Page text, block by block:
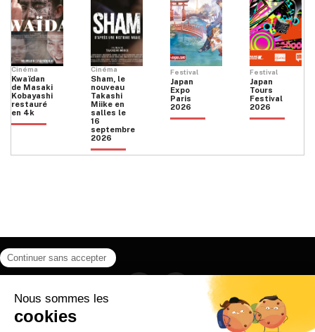
Cinéma
Kwaïdan
de Masaki
Kobayashi
restauré
en 4k
Cinéma
Sham, le
nouveau
Takashi
Miike en
salles le
16
septembre
2026
Festival
Japan
Expo
Paris
2026
Festival
Japan
Tours
Festival
2026
Instagram